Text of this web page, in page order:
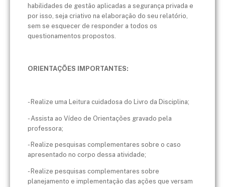
habilidades de gestão aplicadas a segurança privada e
por isso, seja criativo na elaboração do seu relatório,
sem se esquecer de responder a todos os
questionamentos propostos.
ORIENTAÇÕES IMPORTANTES:
- Realize uma Leitura cuidadosa do Livro da Disciplina;
- Assista ao Vídeo de Orientações gravado pela
professora;
- Realize pesquisas complementares sobre o caso
apresentado no corpo dessa atividade;
- Realize pesquisas complementares sobre
planejamento e implementação das ações que versam